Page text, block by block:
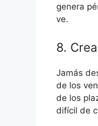
genera
ve.
8.
Jamás
de los
de los
difícil de